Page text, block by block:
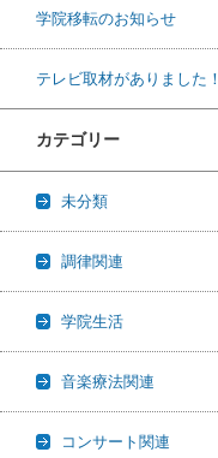
学院移転のお知らせ
テレビ取材がありました！
カテゴリー
未分類
調律関連
学院生活
音楽療法関連
コンサート関連